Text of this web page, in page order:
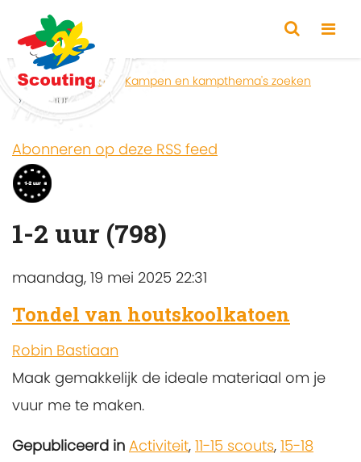
Home Zoeken
Kampen en kampthema's zoeken
1-2 uur
Abonneren op deze RSS feed
1-2 uur (798)
maandag, 19 mei 2025 22:31
Tondel van houtskoolkatoen
Robin Bastiaan
Maak gemakkelijk de ideale materiaal om je
vuur me te maken.
Gepubliceerd in Activiteit, 11-15 scouts, 15-18